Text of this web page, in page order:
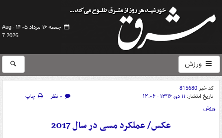
جمعه ۱۶ مرداد ۱۴۰۵ -
Aug
7 2026
ورزش
کد خبر815680
تاریخ انتشار: ۱۱ دی ۱۳۹۶ - ۱۲:۰۶ ۰ نظر
چاپ
ورزش
عکس/ عملکرد مسی در سال 2017